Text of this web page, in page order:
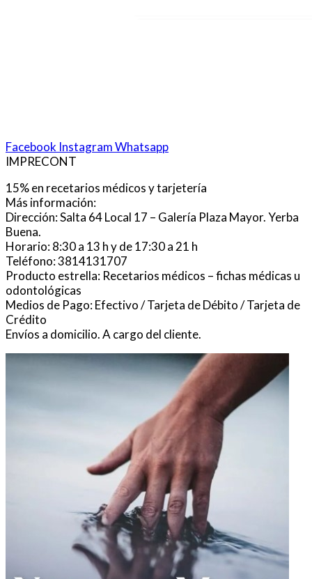
Facebook InstagramWhatsapp
IMPRECONT
15% en recetarios médicos y tarjetería
Más información:
Dirección: Salta 64 Local 17 – Galería Plaza Mayor. Yerba
Buena.
Horario: 8:30 a 13 h y de 17:30 a 21 h
Teléfono: 3814131707
Producto estrella: Recetarios médicos – fichas médicas u
odontológicas
Medios de Pago: Efectivo / Tarjeta de Débito / Tarjeta de
Crédito
Envíos a domicilio. A cargo del cliente.